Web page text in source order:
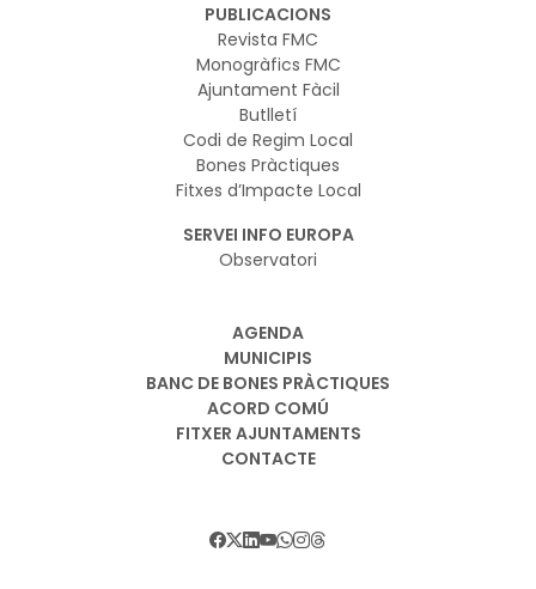
PUBLICACIONS
Revista FMC
Monogràfics FMC
Ajuntament Fàcil
Butlletí
Codi de Regim Local
Bones Pràctiques
Fitxes d’Impacte Local
SERVEI INFO EUROPA
Observatori
AGENDA
MUNICIPIS
BANC DE BONES PRÀCTIQUES
ACORD COMÚ
FITXER AJUNTAMENTS
CONTACTE